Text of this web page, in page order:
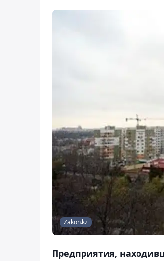
Zakon.kz
Предприятия,